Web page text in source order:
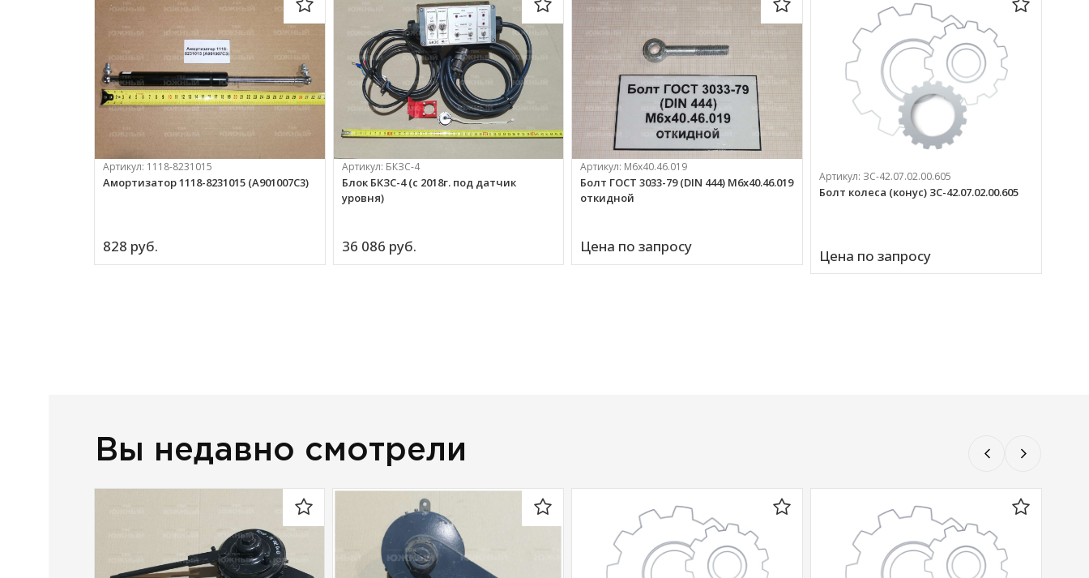
Артикул: 1118-8231015
Амортизатор 1118-8231015 (А901007С3)
828 руб.
Артикул: БКЗС-4
Блок БКЗС-4 (с 2018г. под датчик
уровня)
36 086 руб.
Артикул: М6х40.46.019
Болт ГОСТ 3033-79 (DIN 444) М6х40.46.019
откидной
Цена по запросу
Артикул: ЗС-42.07.02.00.605
Болт колеса (конус) ЗС-42.07.02.00.605
Цена по запросу
Вы недавно смотрели